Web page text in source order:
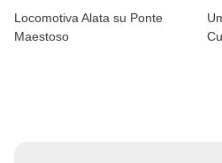
Locomotiva Alata su Ponte
Maestoso